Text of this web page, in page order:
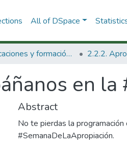
All of DSpace
2.2. Vocaciones y formación de la CTeI
en la
Abstract
No te pierdas la
#SemanaDeLaApropiación.